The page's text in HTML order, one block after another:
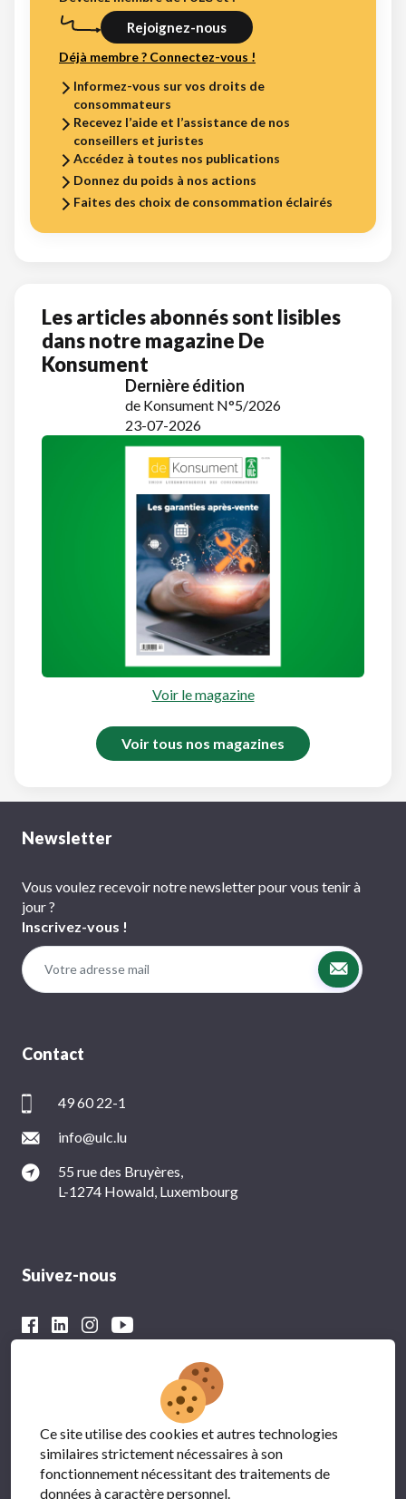
Rejoignez-nous
Déjà membre ? Connectez-vous !
Informez-vous sur vos droits de
consommateurs
Recevez l’aide et l’assistance de nos
conseillers et juristes
Accédez à toutes nos publications
Donnez du poids à nos actions
Faites des choix de consommation éclairés
Les articles abonnés sont lisibles
dans notre magazine De
Konsument
Dernière édition
de Konsument N°5/2026
23-07-2026
Voir le magazine
Voir tous nos magazines
Newsletter
Vous voulez recevoir notre newsletter pour vous tenir à
jour ?
Inscrivez-vous !
Contact
49 60 22-1
info@ulc.lu
55 rue des Bruyères,
L-1274 Howald, Luxembourg
Suivez-nous
Avec le soutien financier du
Ce site utilise des cookies et autres technologies
similaires strictement nécessaires à son
fonctionnement nécessitant des traitements de
données à caractère personnel.